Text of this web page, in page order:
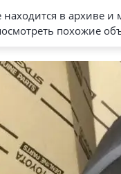
в архиве
похожие